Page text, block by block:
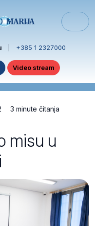
+385 1 2327000
Video stream
3 minute čitanja
misu u